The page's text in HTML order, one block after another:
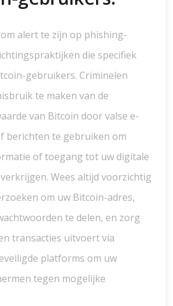
alert te zijn op phishing-
die specifiek
gebruikers. Criminelen
te maken van de
van Bitcoin door valse e-
berichten te gebruiken om
of toegang tot uw digitale
Wees altijd voorzichtig
om uw Bitcoin-adres,
te delen, en zorg
transacties uitvoert via
platforms om uw
tegen mogelijke